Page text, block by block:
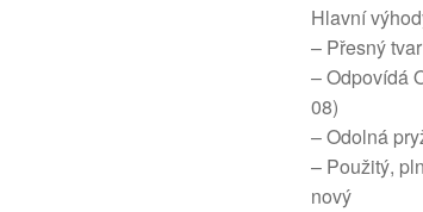
Hlavní
– Přesný
– Odpovídá
08)
– Odolná
– Použitý,
nový